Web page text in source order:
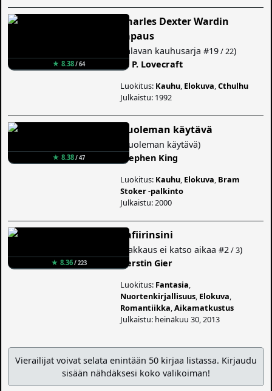
★ 8.38/ 64
Charles Dexter Wardin
tapaus
Jalavan kauhusarja #19/ 22)
H. P. Lovecraft
Luokitus: Kauhu Elokuva ,Cthulhu
Julkaistu: 1992
★ 8.38/ 47
Kuoleman käytävä
Kuoleman käytävä)
Stephen King
Luokitus: Kauhu Elokuva Bram
Stoker -palkinto
Julkaistu: 2000
★ 8.36/ 223
Safiirinsini
Rakkaus ei katso aikaa #2 / 3)
Kerstin Gier
Luokitus: Fantasia
Nuortenkirjallisuus Elokuva
Romantiikka ,Aikamatkustus
Julkaistu: heinäkuu 30, 2013
Vierailijat voivat selata enintään 50 kirjaa listassa. Kirjaudu
sisään nähdäksesi koko valikoiman!